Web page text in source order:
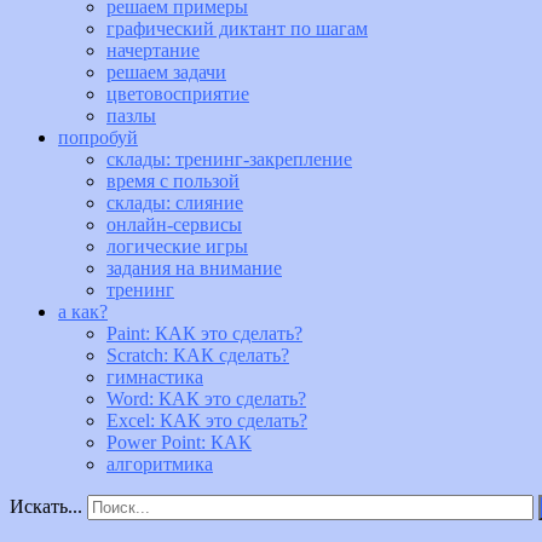
решаем примеры
графический диктант по шагам
начертание
решаем задачи
цветовосприятие
пазлы
попробуй
склады: тренинг-закрепление
время с пользой
склады: слияние
онлайн-сервисы
логические игры
задания на внимание
тренинг
а как?
Paint: КАК это сделать?
Scratch: КАК сделать?
гимнастика
Word: КАК это сделать?
Excel: КАК это сделать?
Power Point: КАК
алгоритмика
Искать...